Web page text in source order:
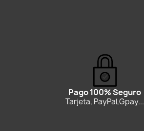
Pago 100% Seguro
Tarjeta, PayPal,Gpay...